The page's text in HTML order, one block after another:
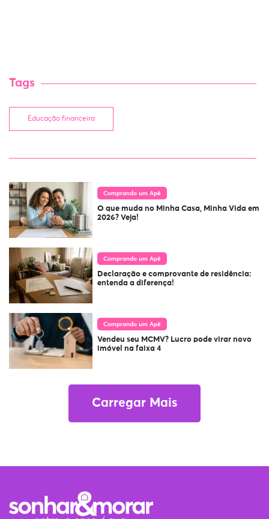
Tags
Educação financeira
Comprando um Apê
O que muda no Minha Casa, Minha Vida em
2026? Veja!
Comprando um Apê
Declaração e comprovante de residência:
entenda a diferença!
Comprando um Apê
Vendeu seu MCMV? Lucro pode virar novo
imóvel na faixa 4
Carregar Mais